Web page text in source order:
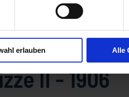
erlauben Alle
II - 1906